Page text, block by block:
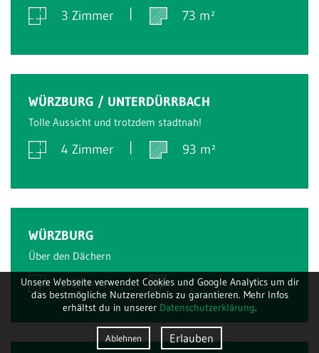
3 Zimmer 73 m²
WÜRZBURG / UNTERDÜRRBACH
Tolle Aussicht und trotzdem stadtnah!
4 Zimmer 93 m²
WÜRZBURG
Über den Dächern
2 Zimmer 47 m²
Unsere Webseite verwendet Cookies und Google Analytics um dir
das bestmögliche Nutzererlebnis zu garantieren. Mehr Infos
erhältst du in unserer Datenschutzerklärung.
Ablehnen Erlauben